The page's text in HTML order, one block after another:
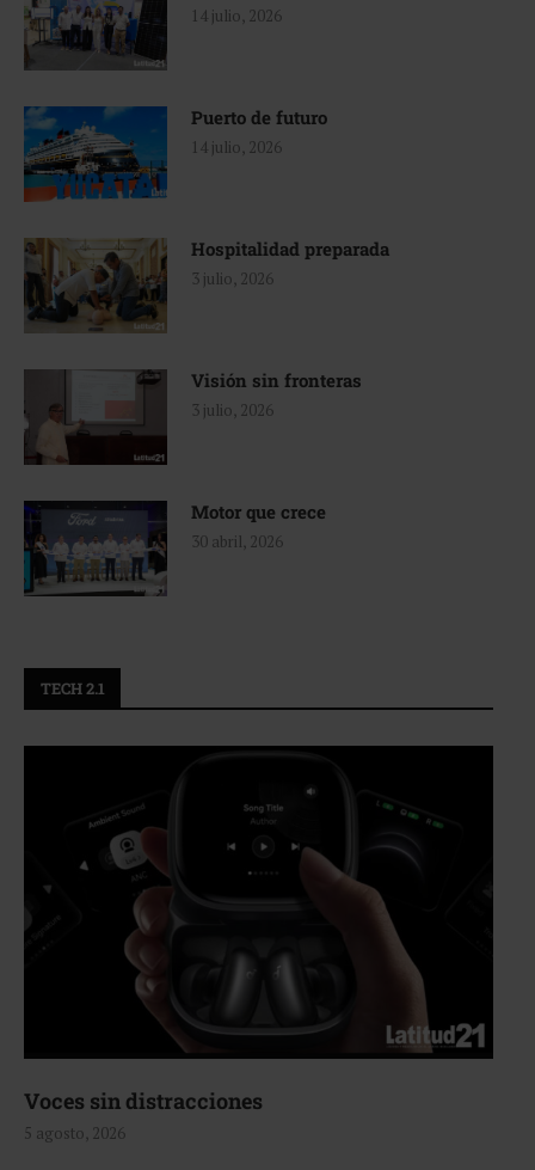
14 julio, 2026
Puerto de futuro
14 julio, 2026
Hospitalidad preparada
3 julio, 2026
Visión sin fronteras
3 julio, 2026
Motor que crece
30 abril, 2026
TECH 2.1
Voces sin distracciones
5 agosto, 2026